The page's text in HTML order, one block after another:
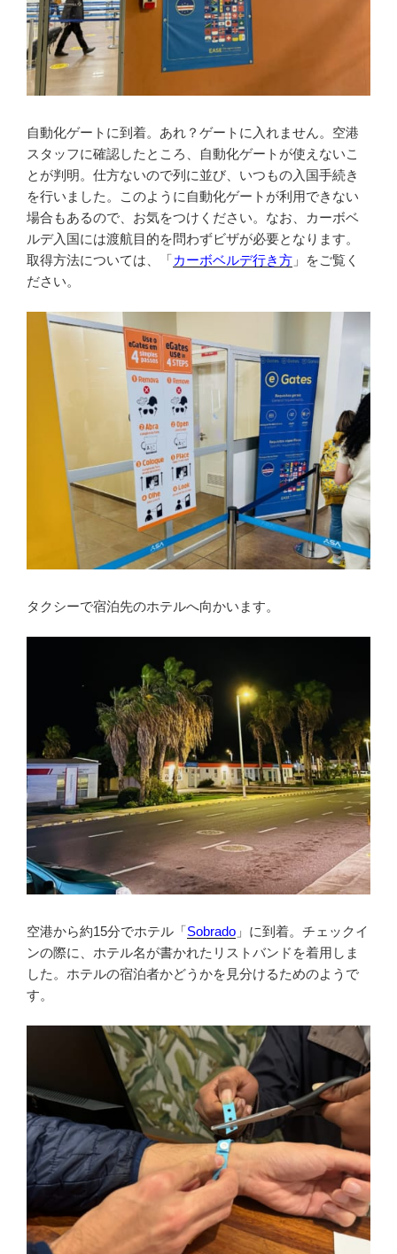
自動化ゲートに到着。あれ？ゲートに入れません。空港
スタッフに確認したところ、自動化ゲートが使えないこ
とが判明。仕方ないので列に並び、いつもの入国手続き
を行いました。このように自動化ゲートが利用できない
場合もあるので、お気をつけください。なお、カーボベ
ルデ入国には渡航目的を問わずビザが必要となります。
取得方法については、「カーボベルデ行き方 」をご覧く
ださい。
タクシーで宿泊先のホテルへ向かいます。
空港から約15分でホテル「Sobrado 」に到着。チェックイ
ンの際に、ホテル名が書かれたリストバンドを着用しま
した。ホテルの宿泊者かどうかを見分けるためのようで
す。